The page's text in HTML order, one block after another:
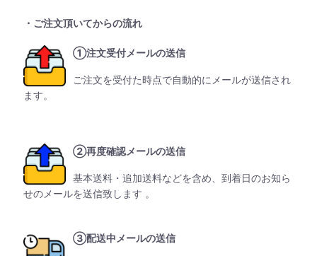
・ご注文頂いてからの流れ
①注文受付メールの送信
ご注文を受付た時点で自動的にメールが送信され
ます。
②再度確認メールの送信
基本送料・追加送料などを含め、到着日のお知ら
せのメールを送信致します 。
③配送中メールの送信